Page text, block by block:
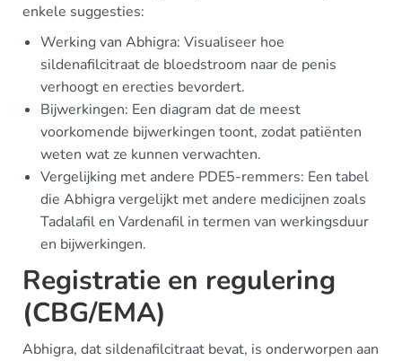
enkele suggesties:
Werking van Abhigra: Visualiseer hoe
sildenafilcitraat de bloedstroom naar de penis
verhoogt en erecties bevordert.
Bijwerkingen: Een diagram dat de meest
voorkomende bijwerkingen toont, zodat patiënten
weten wat ze kunnen verwachten.
Vergelijking met andere PDE5-remmers: Een tabel
die Abhigra vergelijkt met andere medicijnen zoals
Tadalafil en Vardenafil in termen van werkingsduur
en bijwerkingen.
Registratie en regulering
(CBG/EMA)
Abhigra, dat sildenafilcitraat bevat, is onderworpen aan